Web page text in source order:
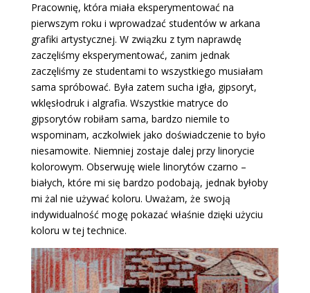
Pracownię, która miała eksperymentować na
pierwszym roku i wprowadzać studentów w arkana
grafiki artystycznej. W związku z tym naprawdę
zaczęliśmy eksperymentować, zanim jednak
zaczęliśmy ze studentami to wszystkiego musiałam
sama spróbować. Była zatem sucha igła, gipsoryt,
wklęsłodruk i algrafia. Wszystkie matryce do
gipsorytów robiłam sama, bardzo niemile to
wspominam, aczkolwiek jako doświadczenie to było
niesamowite. Niemniej zostaje dalej przy linorycie
kolorowym. Obserwuję wiele linorytów czarno –
białych, które mi się bardzo podobają, jednak byłoby
mi żal nie używać koloru. Uważam, że swoją
indywidualność mogę pokazać właśnie dzięki użyciu
koloru w tej technice.